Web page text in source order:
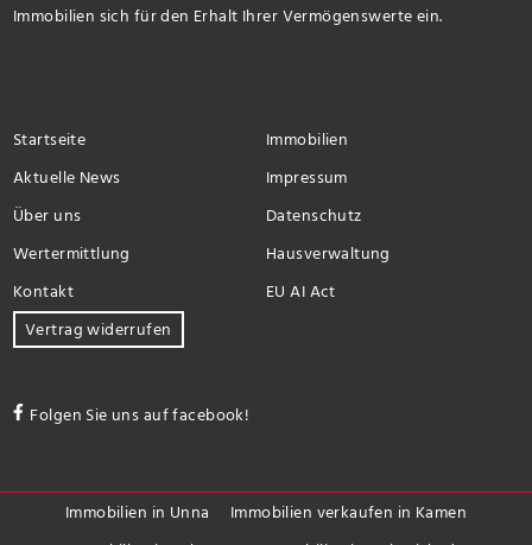
Immobilien sich für den Erhalt Ihrer Vermögenswerte ein.
Startseite
Immobilien
Aktuelle News
Impressum
Über uns
Datenschutz
Wertermittlung
Hausverwaltung
Kontakt
EU AI Act
Vertrag widerrufen
Folgen Sie uns auf facebook!
Immobilien in Unna
Immobilien verkaufen in Kamen